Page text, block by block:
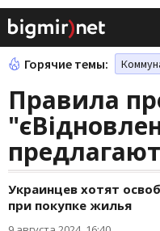
Горячие темы:
Правила
Украинцев хотят
при покупке жилья